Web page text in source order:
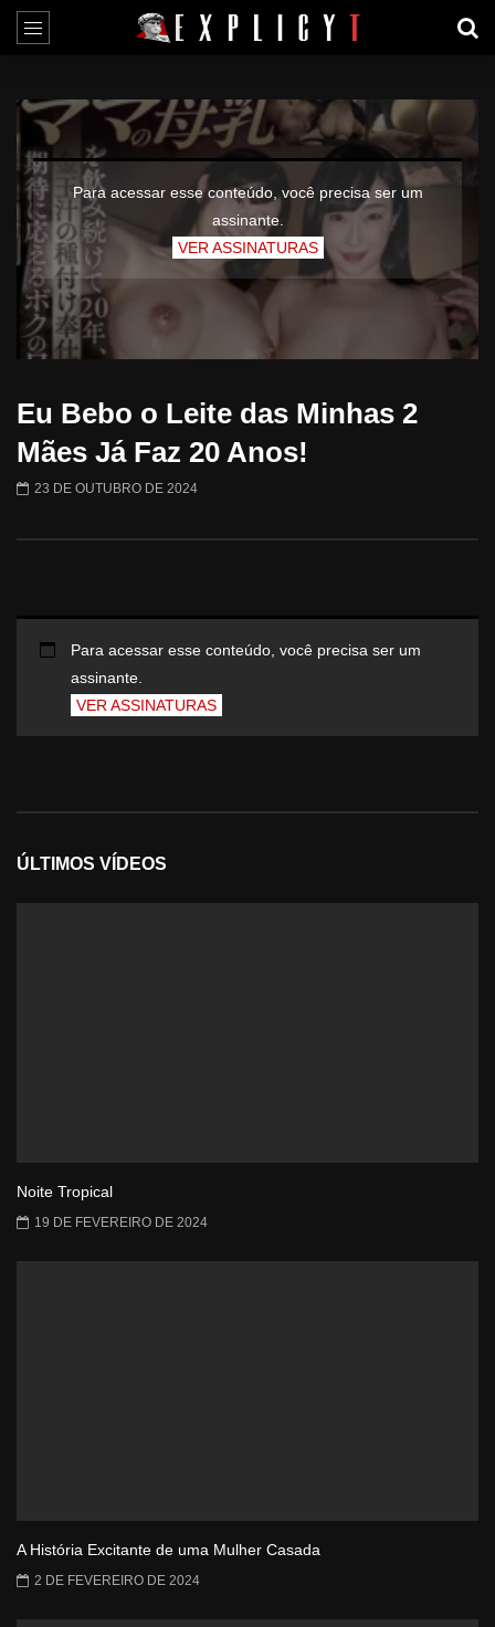
Para acessar esse conteúdo, você precisa ser um
assinante.
VER ASSINATURAS
Eu Bebo o Leite das Minhas 2
Mães Já Faz 20 Anos!
23 DE OUTUBRO DE 2024
Para acessar esse conteúdo, você precisa ser um
assinante.
VER ASSINATURAS
ÚLTIMOS VÍDEOS
Noite Tropical
19 DE FEVEREIRO DE 2024
A História Excitante de uma Mulher Casada
2 DE FEVEREIRO DE 2024